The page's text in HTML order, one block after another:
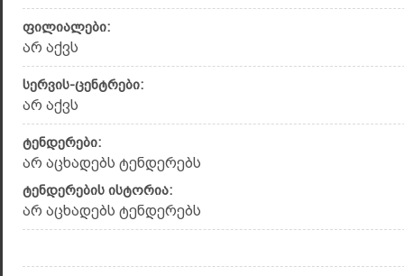
ფილიალები:
არ აქვს
სერვის-ცენტრები:
არ აქვს
ტენდერები:
არ აცხადებს ტენდერებს
ტენდერების ისტორია:
არ აცხადებს ტენდერებს